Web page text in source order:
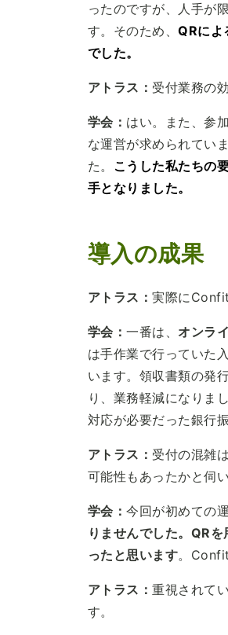
ったのですが、人手が
す。そのため、QRによ
でした。
アトラス： 受付業務の
学会： はい。また、参
な運営が求められてい
た。 こうした私たちの
手となりました。
導入の成果
アトラス：実際に
学会：一番は、 オンラ
は手作業で行っていた
います。領収書類の発
り、業務軽減になりま
対応が必要だった銀行
アトラス： 受付の混雑
可能性もあったかと伺
学会：今回が初めての
りませんでした。QR
ったと思います。
アトラス：重視されて
す。